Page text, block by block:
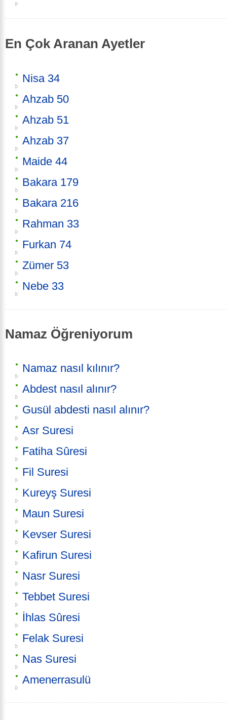
En Çok Aranan Ayetler
Nisa 34
Ahzab 50
Ahzab 51
Ahzab 37
Maide 44
Bakara 179
Bakara 216
Rahman 33
Furkan 74
Zümer 53
Nebe 33
Namaz Öğreniyorum
Namaz nasıl kılınır?
Abdest nasıl alınır?
Gusül abdesti nasıl alınır?
Asr Suresi
Fatiha Sûresi
Fil Suresi
Kureyş Suresi
Maun Suresi
Kevser Suresi
Kafirun Suresi
Nasr Suresi
Tebbet Suresi
İhlas Sûresi
Felak Suresi
Nas Suresi
Amenerrasulü